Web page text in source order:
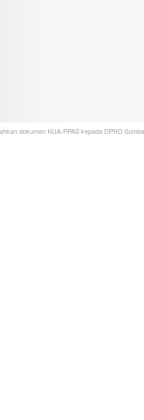
dokumen KUA-PPAS kepada DPRD